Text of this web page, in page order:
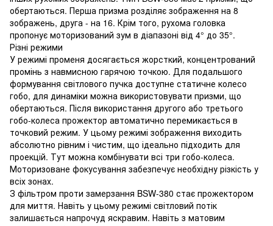
обертаються. Перша призма розділяє зображення на 8
зображень, друга - на 16. Крім того, рухома головка
пропонує моторизований зум в діапазоні від 4° до 35°.
Різні режими
У режимі променя досягається жорсткий, концентрований
промінь з навмисною гарячою точкою. Для подальшого
формування світлового пучка доступне статичне колесо
гобо, для динаміки можна використовувати призми, що
обертаються. Після використання другого або третього
гобо-колеса прожектор автоматично перемикається в
точковий режим. У цьому режимі зображення виходить
абсолютно рівним і чистим, що ідеально підходить для
проекцій. Тут можна комбінувати всі три гобо-колеса.
Моторизоване фокусування забезпечує необхідну різкість у
всіх зонах.
З фільтром проти замерзання BSW-380 стає прожектором
для миття. Навіть у цьому режимі світловий потік
залишається напрочуд яскравим. Навіть з матовим